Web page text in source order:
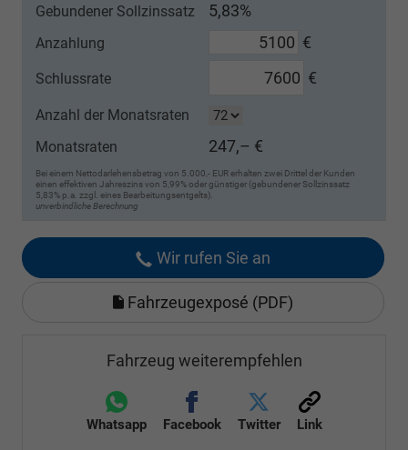
Gebundener Sollzinssatz 5,83%
Anzahlung €
Schlussrate €
Anzahl der Monatsraten
Monatsraten
247,– €
Bei einem Nettodarlehensbetrag von 5.000,- EUR erhalten zwei Drittel der Kunden
einen effektiven Jahreszins von 5,99% oder günstiger (gebundener Sollzinssatz
5,83% p.a. zzgl. eines Bearbeitungsentgelts).
unverbindliche Berechnung
Wir rufen Sie an
Fahrzeugexposé (PDF)
Fahrzeug weiterempfehlen
Whatsapp Facebook Twitter Link